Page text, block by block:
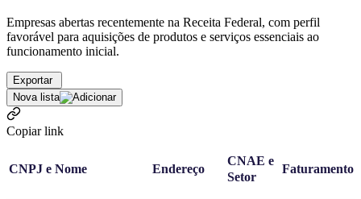
Empresas abertas recentemente na Receita Federal, com perfil
favorável para aquisições de produtos e serviços essenciais ao
funcionamento inicial.
Exportar
Nova lista
Copiar link
CNPJ e Nome Endereço
CNAE e
Setor
Faturamento